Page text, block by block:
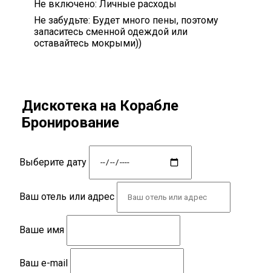
Не включено: Личные расходы
Не забудьте: Будет много пены, поэтому
запаситесь сменной одеждой или
оставайтесь мокрыми))
Дискотека на Корабле
Бронирование
Выберите дату
Ваш отель или адрес
Ваше имя
Ваш e-mail